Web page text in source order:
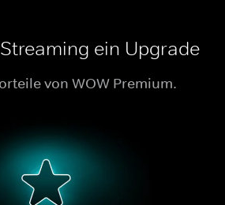
ein Upgrade
von WOW Premium.